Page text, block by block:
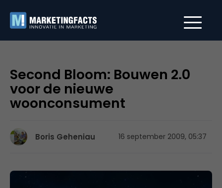
Second Bloom: Bouwen 2.0
voor de nieuwe
woonconsument
Boris Geheniau 16 september 2009, 05:37